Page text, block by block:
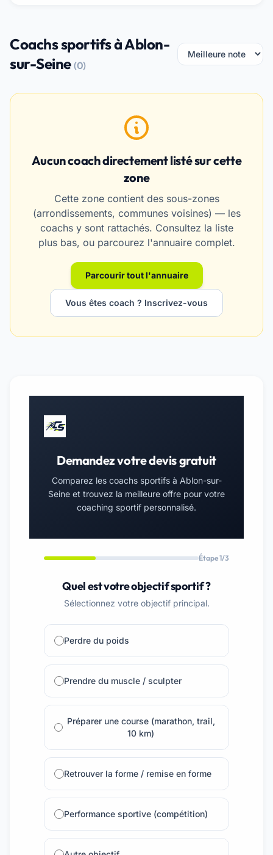
Coachs sportifs à Ablon-
sur-Seine(0)
Aucun coach directement listé sur cette
zone
Cette zone contient des sous-zones
(arrondissements, communes voisines) — les
coachs y sont rattachés. Consultez la liste
plus bas, ou parcourez l'annuaire complet.
Parcourir tout l'annuaire
Vous êtes coach ? Inscrivez-vous
Demandez votre devis gratuit
Comparez les coachs sportifs à Ablon-sur-
Seine et trouvez la meilleure offre pour votre
coaching sportif personnalisé.
Étape 1/3
Quel est votre objectif sportif ?
Sélectionnez votre objectif principal.
Perdre du poids
Prendre du muscle / sculpter
Préparer une course (marathon, trail,
10 km)
Retrouver la forme / remise en forme
Performance sportive (compétition)